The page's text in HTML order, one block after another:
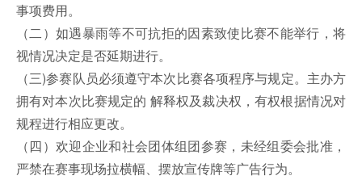
事项费用。
（二）如遇暴雨等不可抗拒的因素致使比赛不能举行，将
视情况决定是否延期进行。
（三)参赛队员必须遵守本次比赛各项程序与规定。主办方
拥有对本次比赛规定的 解释权及裁决权，有权根据情况对
规程进行相应更改。
（四）欢迎企业和社会团体组团参赛，未经组委会批准，
严禁在赛事现场拉横幅、摆放宣传牌等广告行为。